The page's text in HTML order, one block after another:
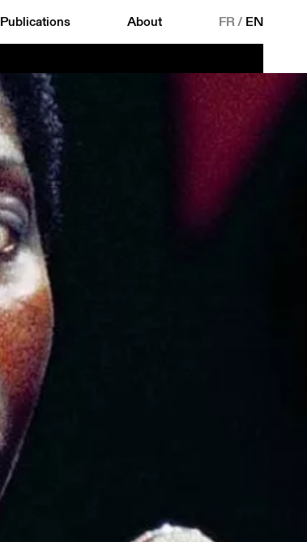
Publications About FR/ EN